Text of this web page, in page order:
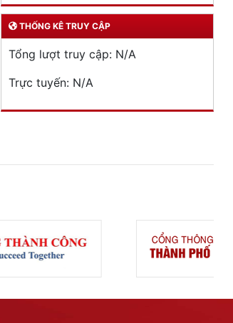
THỐNG KÊ TRUY CẬP
Tổng lượt truy cập: N/A
Trực tuyến: N/A